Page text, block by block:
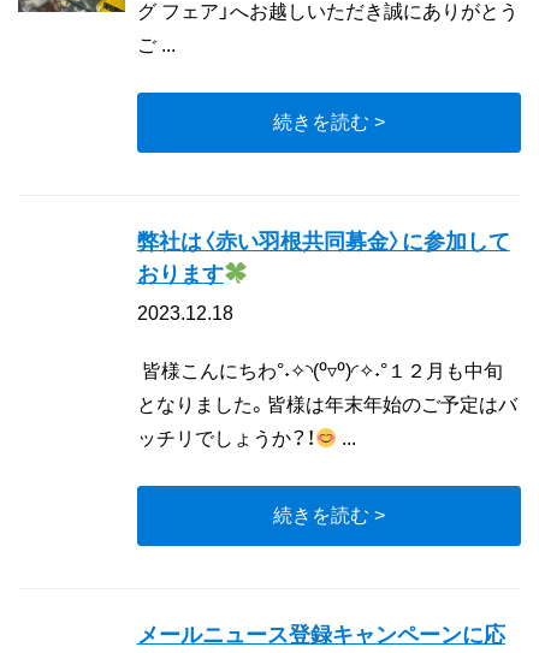
グ フェア」へお越しいただき誠にありがとう
ご ...
続きを読む >
弊社は〈赤い羽根共同募金〉に参加して
おります
2023.12.18
皆様こんにちわ°˖✧◝(⁰▿⁰)◜✧˖°１２月も中旬
となりました。皆様は年末年始のご予定はバ
ッチリでしょうか？！
...
続きを読む >
メールニュース登録キャンペーンに応